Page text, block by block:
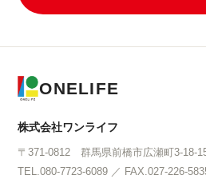
ONELIFE
株式会社ワンライフ
〒371-0812 群馬県前橋市広瀬町3-18-
TEL.080-7723-6089 ／ FAX.027-226-